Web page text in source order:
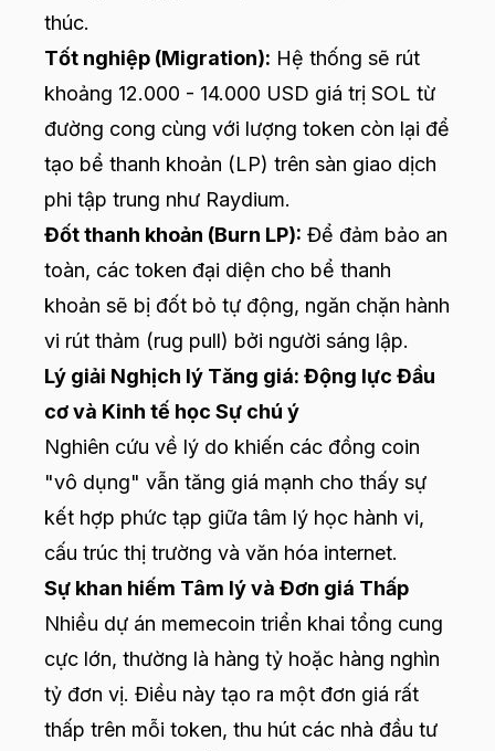
thúc.
Tốt nghiệp (Migration): Hệ thống sẽ rút
khoảng 12.000 - 14.000 USD giá trị SOL từ
đường cong cùng với lượng token còn lại để
tạo bể thanh khoản (LP) trên sàn giao dịch
phi tập trung như Raydium.
Đốt thanh khoản (Burn LP): Để đảm bảo an
toàn, các token đại diện cho bể thanh
khoản sẽ bị đốt bỏ tự động, ngăn chặn hành
vi rút thảm (rug pull) bởi người sáng lập.
Lý giải Nghịch lý Tăng giá: Động lực Đầu
cơ và Kinh tế học Sự chú ý
Nghiên cứu về lý do khiến các đồng coin
"vô dụng" vẫn tăng giá mạnh cho thấy sự
kết hợp phức tạp giữa tâm lý học hành vi,
cấu trúc thị trường và văn hóa internet.
Sự khan hiếm Tâm lý và Đơn giá Thấp
Nhiều dự án memecoin triển khai tổng cung
cực lớn, thường là hàng tỷ hoặc hàng nghìn
tỷ đơn vị. Điều này tạo ra một đơn giá rất
thấp trên mỗi token, thu hút các nhà đầu tư